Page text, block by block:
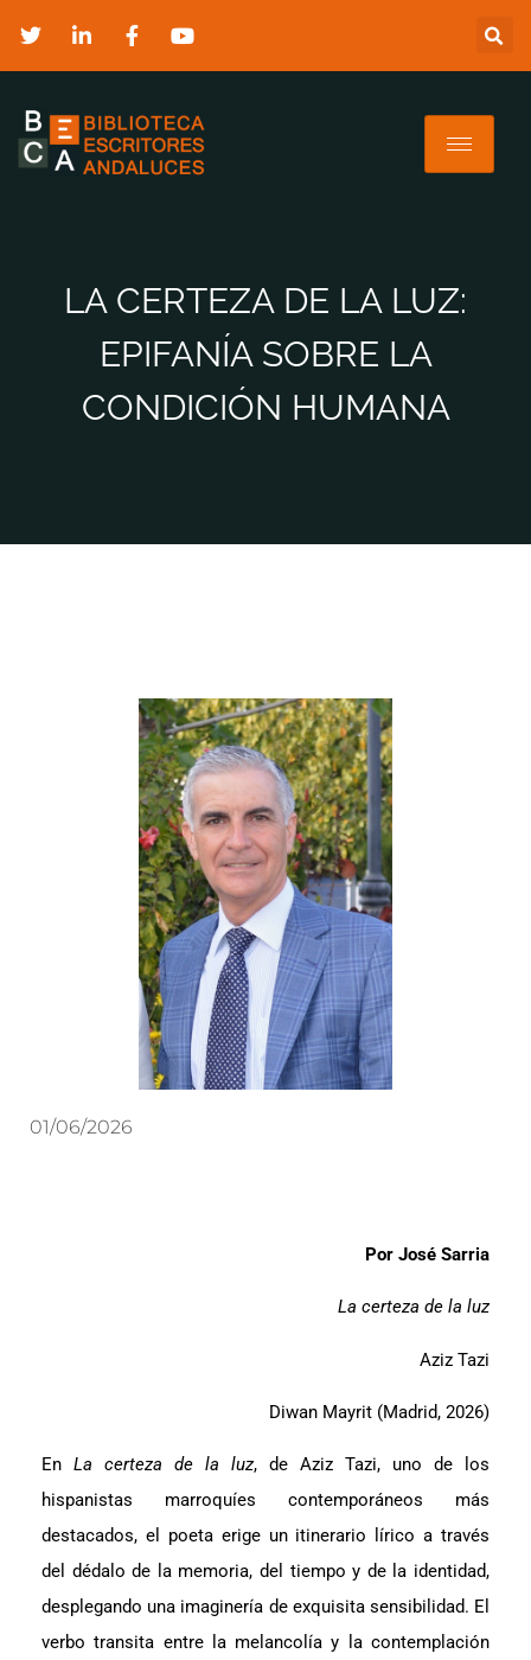
LA CERTEZA DE LA LUZ:
EPIFANÍA SOBRE LA
CONDICIÓN HUMANA
01/06/2026
Por José Sarria
La certeza de la luz
Aziz Tazi
Diwan Mayrit (Madrid, 2026)
En La certeza de la luz, de Aziz Tazi, uno de los
hispanistas marroquíes contemporáneos más
destacados, el poeta erige un itinerario lírico a través
del dédalo de la memoria, del tiempo y de la identidad,
desplegando una imaginería de exquisita sensibilidad. El
verbo transita entre la melancolía y la contemplación